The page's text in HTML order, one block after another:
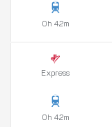
0h 42m
Express
0h 42m